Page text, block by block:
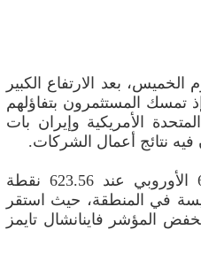
الخميس، بعد الارتفاع الكبير
تمسك المستثمرون بتفاؤلهم
الأمريكية وإيران بات
نتائج أعمال الشركات.
واستقر المؤشر ستوكس 600 الأوروبي عند 623.56 نقطة
في المنطقة، حيث استقر
المؤشر فاينانشال تايمز